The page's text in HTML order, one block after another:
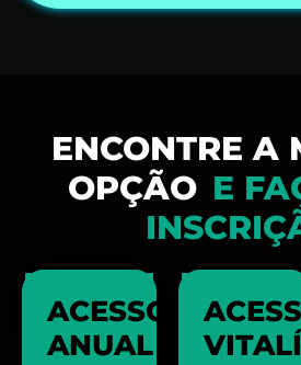
ENCONTRE A
OPÇÃO E
ACESSO
ANUAL